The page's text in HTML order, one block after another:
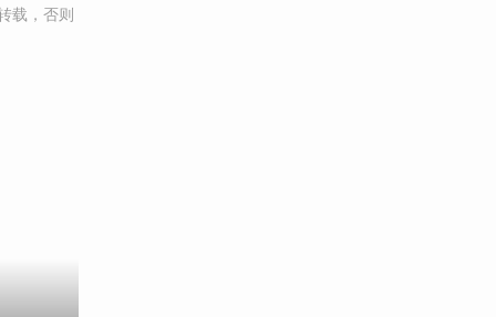
载，否则